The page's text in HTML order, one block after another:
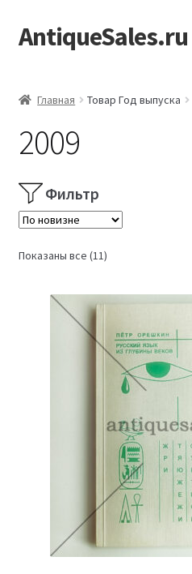
Перейти
к
Перейти
к
AntiqueSales.ru
Главная Товар Год выпуска
2009
Фильтр
Показаны все (11)Сортировка: